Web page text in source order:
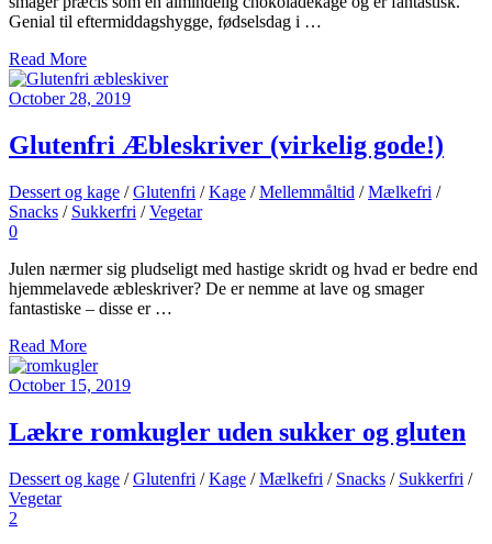
Genial til eftermiddagshygge, fødselsdag i …
Read More
October 28, 2019
Glutenfri Æbleskriver (virkelig gode!)
Dessert og kage /Glutenfri /Kage /Mellemmåltid /Mælkefri /
Snacks / Sukkerfri /Vegetar
0
Julen nærmer sig pludseligt med hastige skridt og hvad er bedre end
hjemmelavede æbleskriver? De er nemme at lave og smager
fantastiske – disse er …
Read More
October 15, 2019
Lækre romkugler uden sukker og gluten
Dessert og kage /Glutenfri /Kage /Mælkefri / Snacks / Sukkerfri /
Vegetar
2